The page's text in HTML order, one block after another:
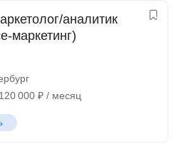
аналитик
маркетинг)
120 000 ₽ / месяц